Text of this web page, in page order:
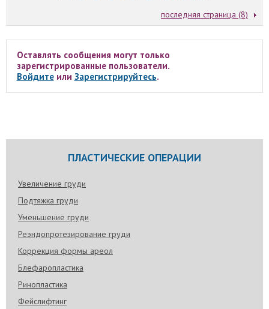
последняя страница (8)
Оставлять сообщения могут только
зарегистрированные пользователи.
Войдитеили Зарегистрируйтесь.
ПЛАСТИЧЕСКИЕ ОПЕРАЦИИ
Увеличение груди
Подтяжка груди
Уменьшение груди
Реэндопротезирование груди
Коррекция формы ареол
Блефаропластика
Ринопластика
Фейслифтинг